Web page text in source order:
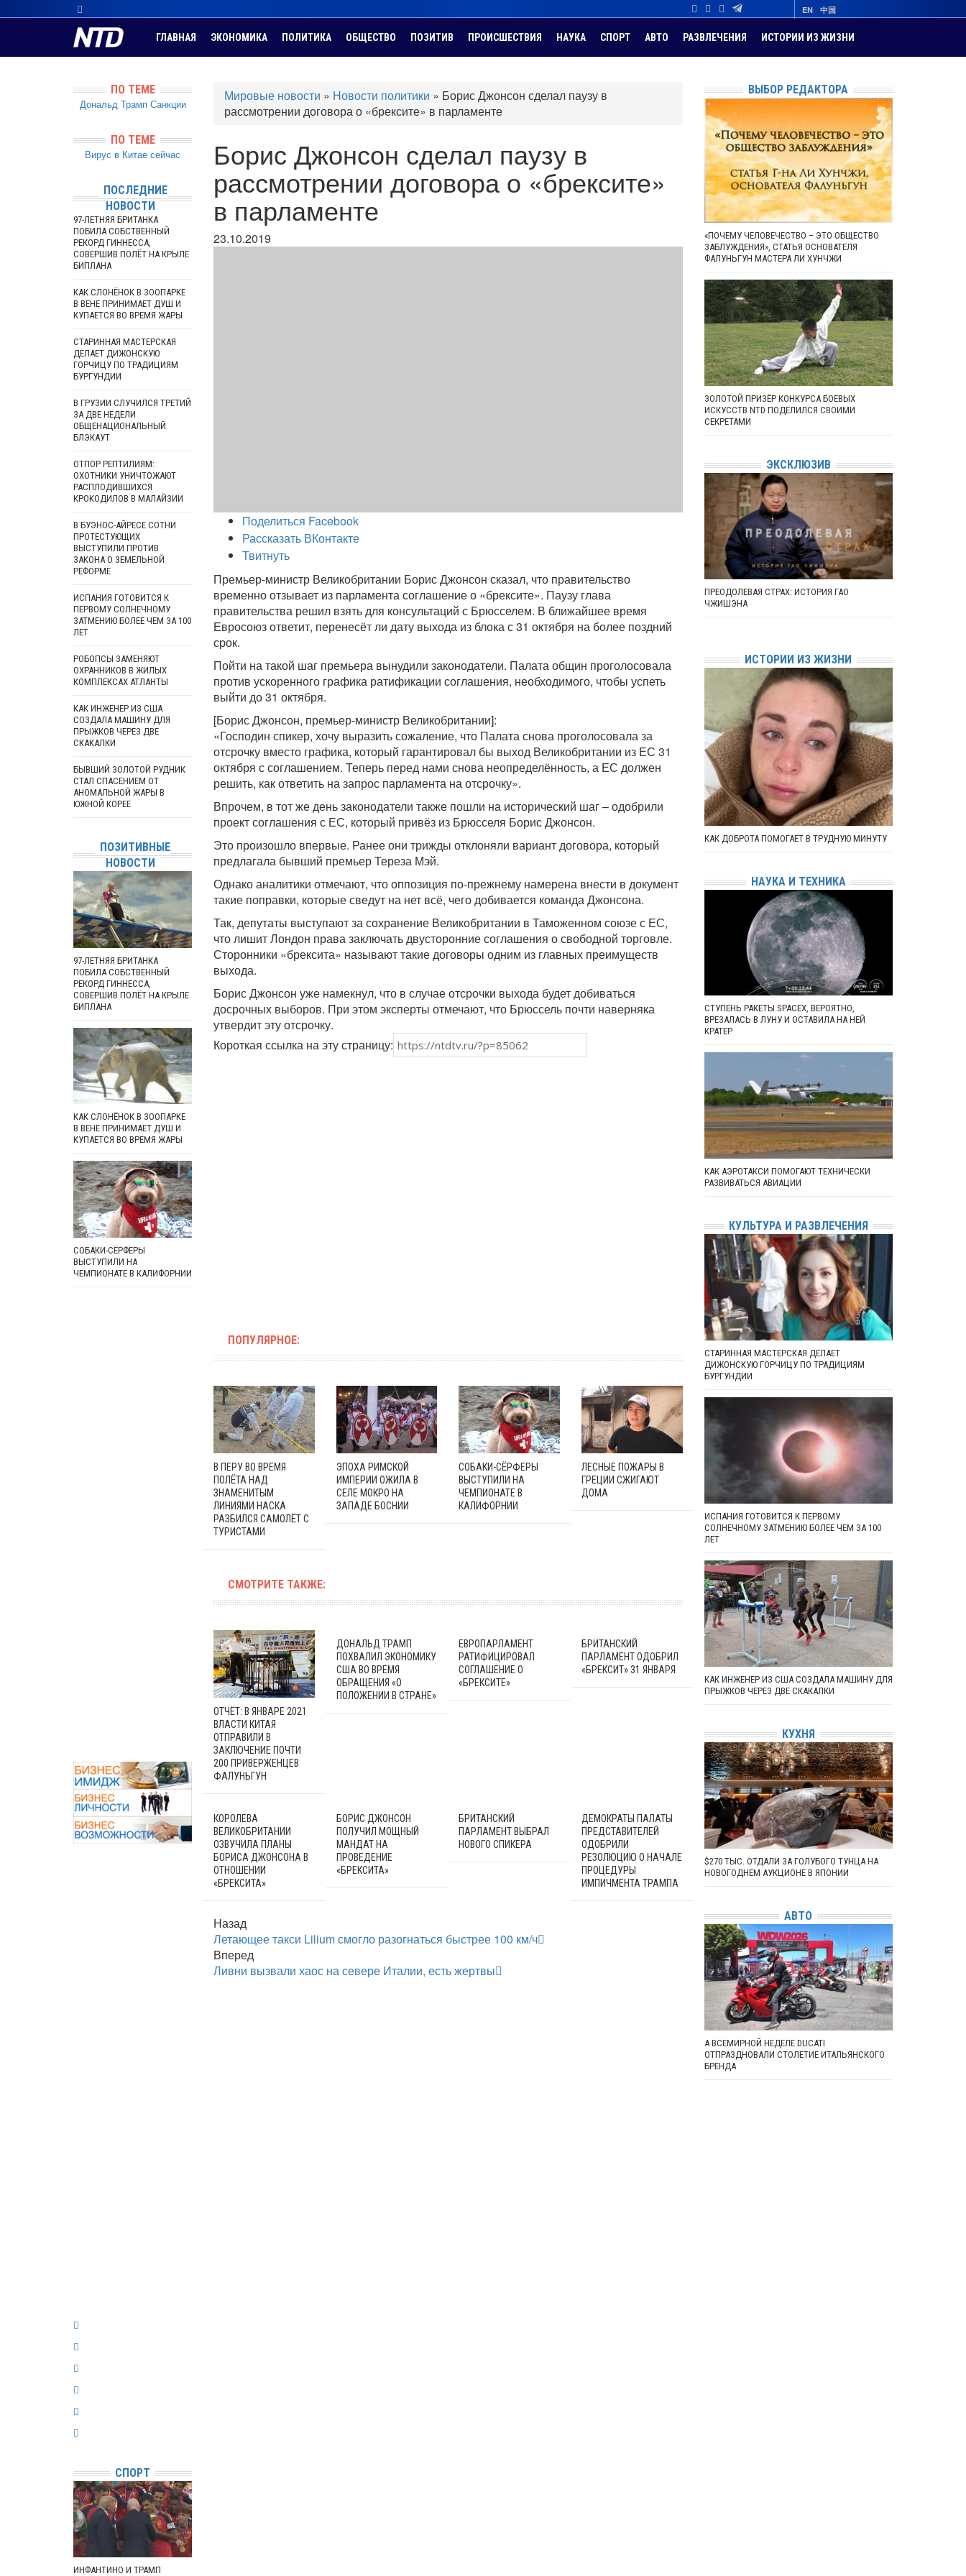
EN 中国
ГЛАВНАЯ ЭКОНОМИКА ПОЛИТИКА ОБЩЕСТВО ПОЗИТИВ ПРОИСШЕСТВИЯ НАУКА СПОРТ АВТО РАЗВЛЕЧЕНИЯ ИСТОРИИ ИЗ ЖИЗНИ
Мировые новости » Новости политики » Борис Джонсон сделал паузу в
рассмотрении договора о «брексите» в парламенте
Борис Джонсон сделал паузу в
рассмотрении договора о «брексите»
в парламенте
23.10.2019
Поделиться Facebook
Рассказать ВКонтакте
Твитнуть
Премьер-министр Великобритании Борис Джонсон сказал, что правительство
временно отзывает из парламента соглашение о «брексите». Паузу глава
правительства решил взять для консультаций с Брюсселем. В ближайшее время
Евросоюз ответит, перенесёт ли дату выхода из блока с 31 октября на более поздний
срок.
Пойти на такой шаг премьера вынудили законодатели. Палата общин проголосовала
против ускоренного графика ратификации соглашения, необходимого, чтобы успеть
выйти до 31 октября.
[Борис Джонсон, премьер-министр Великобритании]:
«Господин спикер, хочу выразить сожаление, что Палата снова проголосовала за
отсрочку вместо графика, который гарантировал бы выход Великобритании из ЕС 31
октября с соглашением. Теперь перед нами снова неопределённость, а ЕС должен
решить, как ответить на запрос парламента на отсрочку».
Впрочем, в тот же день законодатели также пошли на исторический шаг – одобрили
проект соглашения с ЕС, который привёз из Брюсселя Борис Джонсон.
Это произошло впервые. Ранее они трижды отклоняли вариант договора, который
предлагала бывший премьер Тереза Мэй.
Однако аналитики отмечают, что оппозиция по-прежнему намерена внести в документ
такие поправки, которые сведут на нет всё, чего добивается команда Джонсона.
Так, депутаты выступают за сохранение Великобритании в Таможенном союзе с ЕС,
что лишит Лондон права заключать двусторонние соглашения о свободной торговле.
Сторонники «брексита» называют такие договоры одним из главных преимуществ
выхода.
Борис Джонсон уже намекнул, что в случае отсрочки выхода будет добиваться
досрочных выборов. При этом эксперты отмечают, что Брюссель почти наверняка
утвердит эту отсрочку.
Короткая ссылка на эту страницу:
ПОПУЛЯРНОЕ:
В ПЕРУ ВО ВРЕМЯ
ПОЛЁТА НАД
ЗНАМЕНИТЫМ
ЛИНИЯМИ НАСКА
РАЗБИЛСЯ САМОЛЁТ С
ТУРИСТАМИ
ЭПОХА РИМСКОЙ
ИМПЕРИИ ОЖИЛА В
СЕЛЕ МОКРО НА
ЗАПАДЕ БОСНИИ
СОБАКИ-СЁРФЕРЫ
ВЫСТУПИЛИ НА
ЧЕМПИОНАТЕ В
КАЛИФОРНИИ
ЛЕСНЫЕ ПОЖАРЫ В
ГРЕЦИИ СЖИГАЮТ
ДОМА
СМОТРИТЕ ТАКЖЕ:
ОТЧЁТ: В ЯНВАРЕ 2021
ВЛАСТИ КИТАЯ
ОТПРАВИЛИ В
ЗАКЛЮЧЕНИЕ ПОЧТИ
200 ПРИВЕРЖЕНЦЕВ
ФАЛУНЬГУН
ДОНАЛЬД ТРАМП
ПОХВАЛИЛ ЭКОНОМИКУ
США ВО ВРЕМЯ
ОБРАЩЕНИЯ «О
ПОЛОЖЕНИИ В СТРАНЕ»
ЕВРОПАРЛАМЕНТ
РАТИФИЦИРОВАЛ
СОГЛАШЕНИЕ О
«БРЕКСИТЕ»
БРИТАНСКИЙ
ПАРЛАМЕНТ ОДОБРИЛ
«БРЕКСИТ» 31 ЯНВАРЯ
КОРОЛЕВА
ВЕЛИКОБРИТАНИИ
ОЗВУЧИЛА ПЛАНЫ
БОРИСА ДЖОНСОНА В
ОТНОШЕНИИ
«БРЕКСИТА»
БОРИС ДЖОНСОН
ПОЛУЧИЛ МОЩНЫЙ
МАНДАТ НА
ПРОВЕДЕНИЕ
«БРЕКСИТА»
БРИТАНСКИЙ
ПАРЛАМЕНТ ВЫБРАЛ
НОВОГО СПИКЕРА
ДЕМОКРАТЫ ПАЛАТЫ
ПРЕДСТАВИТЕЛЕЙ
ОДОБРИЛИ
РЕЗОЛЮЦИЮ О НАЧАЛЕ
ПРОЦЕДУРЫ
ИМПИЧМЕНТА ТРАМПА
Назад
Летающее такси Lilium смогло разогнаться быстрее 100 км/ч
Вперед
Ливни вызвали хаос на севере Италии, есть жертвы
ПО ТЕМЕ
Дональд Трамп Санкции
ПО ТЕМЕ
Вирус в Китае сейчас
ПОСЛЕДНИЕ
НОВОСТИ
97-ЛЕТНЯЯ БРИТАНКА
ПОБИЛА СОБСТВЕННЫЙ
РЕКОРД ГИННЕССА,
СОВЕРШИВ ПОЛЁТ НА КРЫЛЕ
БИПЛАНА
КАК СЛОНЁНОК В ЗООПАРКЕ
В ВЕНЕ ПРИНИМАЕТ ДУШ И
КУПАЕТСЯ ВО ВРЕМЯ ЖАРЫ
СТАРИННАЯ МАСТЕРСКАЯ
ДЕЛАЕТ ДИЖОНСКУЮ
ГОРЧИЦУ ПО ТРАДИЦИЯМ
БУРГУНДИИ
В ГРУЗИИ СЛУЧИЛСЯ ТРЕТИЙ
ЗА ДВЕ НЕДЕЛИ
ОБЩЕНАЦИОНАЛЬНЫЙ
БЛЭКАУТ
ОТПОР РЕПТИЛИЯМ:
ОХОТНИКИ УНИЧТОЖАЮТ
РАСПЛОДИВШИХСЯ
КРОКОДИЛОВ В МАЛАЙЗИИ
В БУЭНОС-АЙРЕСЕ СОТНИ
ПРОТЕСТУЮЩИХ
ВЫСТУПИЛИ ПРОТИВ
ЗАКОНА О ЗЕМЕЛЬНОЙ
РЕФОРМЕ
ИСПАНИЯ ГОТОВИТСЯ К
ПЕРВОМУ СОЛНЕЧНОМУ
ЗАТМЕНИЮ БОЛЕЕ ЧЕМ ЗА 100
ЛЕТ
РОБОПСЫ ЗАМЕНЯЮТ
ОХРАННИКОВ В ЖИЛЫХ
КОМПЛЕКСАХ АТЛАНТЫ
КАК ИНЖЕНЕР ИЗ США
СОЗДАЛА МАШИНУ ДЛЯ
ПРЫЖКОВ ЧЕРЕЗ ДВЕ
СКАКАЛКИ
БЫВШИЙ ЗОЛОТОЙ РУДНИК
СТАЛ СПАСЕНИЕМ ОТ
АНОМАЛЬНОЙ ЖАРЫ В
ЮЖНОЙ КОРЕЕ
ПОЗИТИВНЫЕ
НОВОСТИ
97-ЛЕТНЯЯ БРИТАНКА
ПОБИЛА СОБСТВЕННЫЙ
РЕКОРД ГИННЕССА,
СОВЕРШИВ ПОЛЁТ НА КРЫЛЕ
БИПЛАНА
КАК СЛОНЁНОК В ЗООПАРКЕ
В ВЕНЕ ПРИНИМАЕТ ДУШ И
КУПАЕТСЯ ВО ВРЕМЯ ЖАРЫ
СОБАКИ-СЁРФЕРЫ
ВЫСТУПИЛИ НА
ЧЕМПИОНАТЕ В КАЛИФОРНИИ
СПОРТ
ИНФАНТИНО И ТРАМП
ВЫБОР РЕДАКТОРА
«ПОЧЕМУ ЧЕЛОВЕЧЕСТВО – ЭТО ОБЩЕСТВО
ЗАБЛУЖДЕНИЯ», СТАТЬЯ ОСНОВАТЕЛЯ
ФАЛУНЬГУН МАСТЕРА ЛИ ХУНЧЖИ
ЗОЛОТОЙ ПРИЗЁР КОНКУРСА БОЕВЫХ
ИСКУССТВ NTD ПОДЕЛИЛСЯ СВОИМИ
СЕКРЕТАМИ
ЭКСКЛЮЗИВ
ПРЕОДОЛЕВАЯ СТРАХ: ИСТОРИЯ ГАО
ЧЖИШЭНА
ИСТОРИИ ИЗ ЖИЗНИ
КАК ДОБРОТА ПОМОГАЕТ В ТРУДНУЮ МИНУТУ
НАУКА И ТЕХНИКА
СТУПЕНЬ РАКЕТЫ SPACEX, ВЕРОЯТНО,
ВРЕЗАЛАСЬ В ЛУНУ И ОСТАВИЛА НА НЕЙ
КРАТЕР
КАК АЭРОТАКСИ ПОМОГАЮТ ТЕХНИЧЕСКИ
РАЗВИВАТЬСЯ АВИАЦИИ
КУЛЬТУРА И РАЗВЛЕЧЕНИЯ
СТАРИННАЯ МАСТЕРСКАЯ ДЕЛАЕТ
ДИЖОНСКУЮ ГОРЧИЦУ ПО ТРАДИЦИЯМ
БУРГУНДИИ
ИСПАНИЯ ГОТОВИТСЯ К ПЕРВОМУ
СОЛНЕЧНОМУ ЗАТМЕНИЮ БОЛЕЕ ЧЕМ ЗА 100
ЛЕТ
КАК ИНЖЕНЕР ИЗ США СОЗДАЛА МАШИНУ ДЛЯ
ПРЫЖКОВ ЧЕРЕЗ ДВЕ СКАКАЛКИ
КУХНЯ
$270 ТЫС. ОТДАЛИ ЗА ГОЛУБОГО ТУНЦА НА
НОВОГОДНЕМ АУКЦИОНЕ В ЯПОНИИ
АВТО
А ВСЕМИРНОЙ НЕДЕЛЕ DUCATI
ОТПРАЗДНОВАЛИ СТОЛЕТИЕ ИТАЛЬЯНСКОГО
БРЕНДА